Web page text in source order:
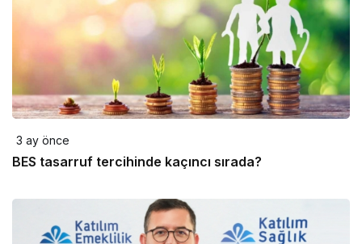
3 ay önce
BES tasarruf tercihinde kaçıncı sırada?